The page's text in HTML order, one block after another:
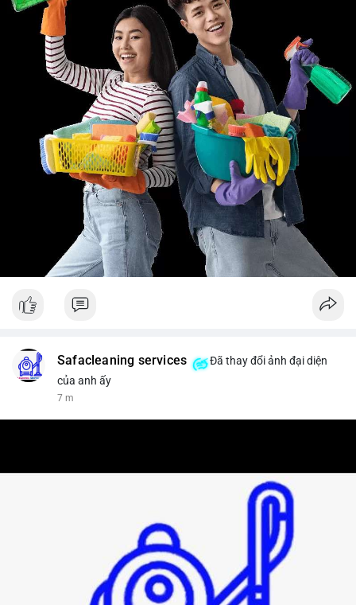
Safacleaning services
Đã thay đổi ảnh đại diện
của anh ấy
7 m